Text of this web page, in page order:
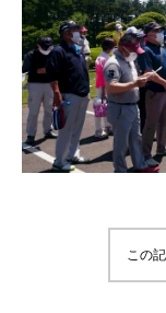
この